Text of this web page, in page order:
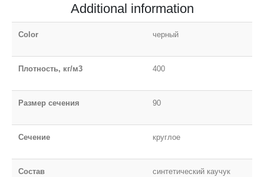
Additional information
Color черный
Плотность, кг/м3 400
Размер сечения 90
Сечение круглое
Состав синтетический каучук